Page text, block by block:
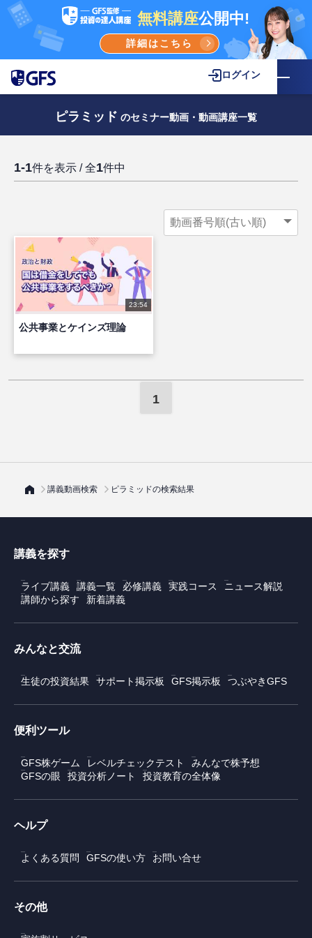
無料講座公開中!
詳細はこちら
ログイン
ピラミッド のセミナー動画・動画講座一覧
1-1件を表示 / 全1件中
23:54
公共事業とケインズ理論
1
講義動画検索 ピラミッドの検索結果
講義を探す
ライブ講義 講義一覧 必修講義 実践コース
ニュース解説
講師から探す
新着講義
みんなと交流
生徒の投資結果 サポート掲示板 GFS掲示板 つぶやきGFS
便利ツール
GFS株ゲーム レベルチェックテスト
みんなで株予想
GFSの眼
投資分析ノート 投資教育の全体像
ヘルプ
よくある質問 GFSの使い方 お問い合せ
その他